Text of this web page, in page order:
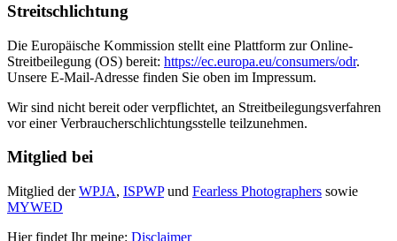
Streitschlichtung
Die Europäische Kommission stellt eine Plattform zur Online-
Streitbeilegung (OS) bereit: https://ec.europa.eu/consumers/odr.
Unsere E-Mail-Adresse finden Sie oben im Impressum.
Wir sind nicht bereit oder verpflichtet, an Streitbeilegungsverfahren
vor einer Verbraucherschlichtungsstelle teilzunehmen.
Mitglied bei
Mitglied derWPJA, ISPWPund Fearless Photographers sowie
MYWED
Hier findet Ihr meine: Disclaimer